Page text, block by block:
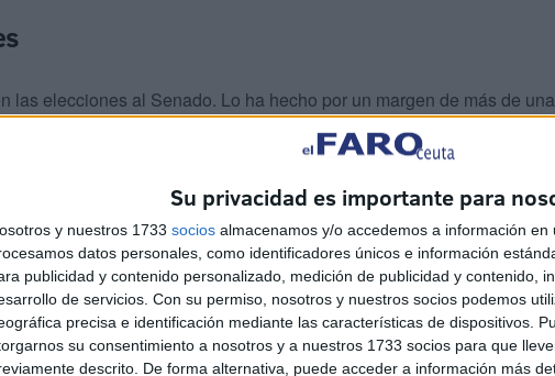
Su privacidad es importante para
y nuestros 1733 socios almacenamos y/o accedemos a información
datos personales, como identificadores únicos e información
publicidad y contenido personalizado, medición de publicidad y contenido,
de servicios. Con su permiso, nosotros y nuestros socios podemos
precisa e identificación mediante las características de dispositivos.
su consentimiento a nosotros y a nuestros 1733 socios para que
descrito. De forma alternativa, puede acceder a información más
las elecciones al Senado. Lo ha hecho por un margen de más de una
Socialista, que ha sido la segunda fuerza más votada para la
PSOE sí sufrió una notable perdida de representantes.